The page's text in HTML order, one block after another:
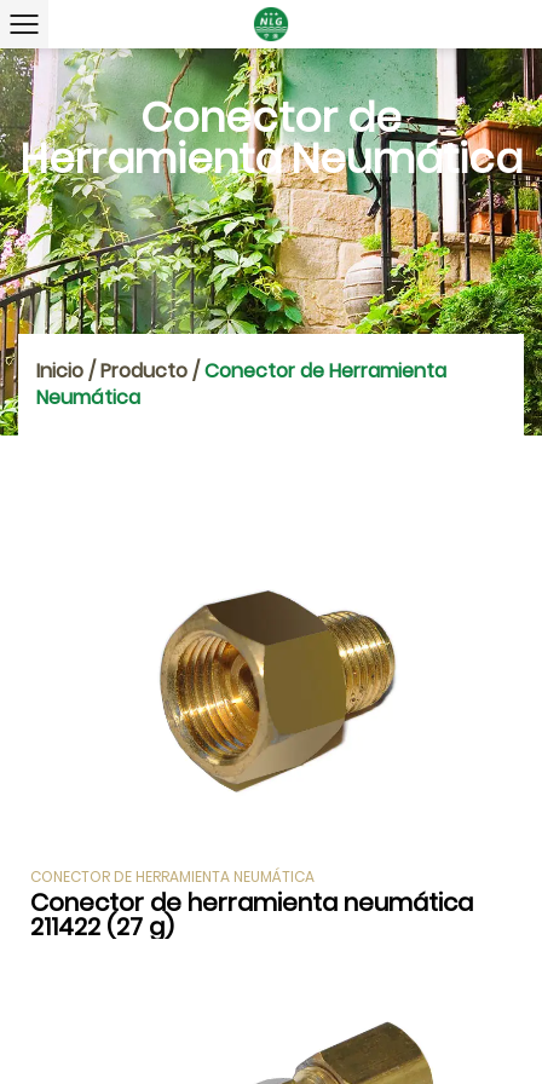
Conector de
Herramienta Neumática
Inicio/Producto/Conector de Herramienta
Neumática
CONECTOR DE HERRAMIENTA NEUMÁTICA
Conector de herramienta neumática
211422 (27 g)